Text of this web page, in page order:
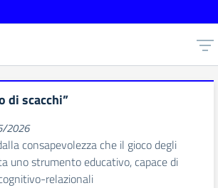
di scacchi”
2026
consapevolezza che il gioco degli
uno strumento educativo, capace di
relazionali